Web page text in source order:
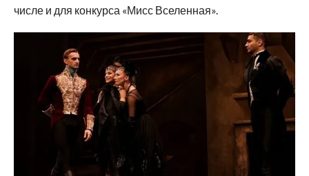
числе и для конкурса «Мисс Вселенная».